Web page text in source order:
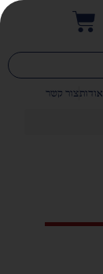
אודותצור קשר